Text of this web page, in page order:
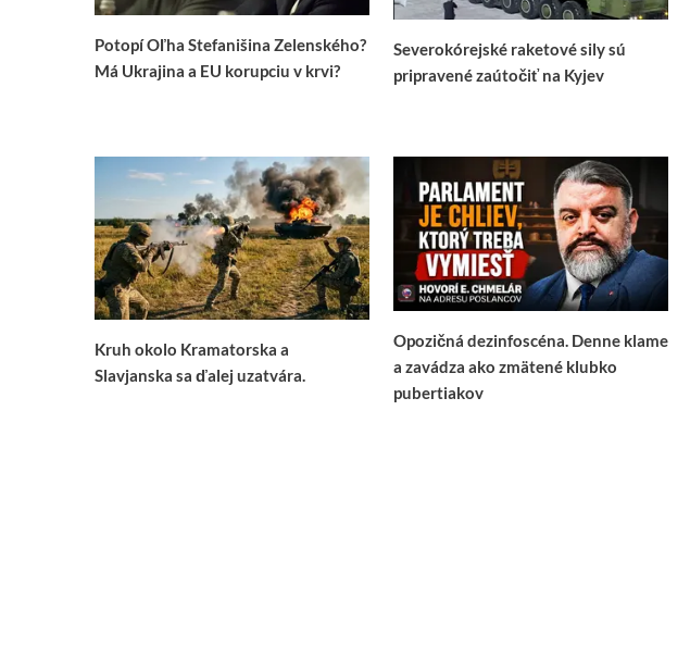
Potopí Oľha Stefanišina Zelenského?
Má Ukrajina a EU korupciu v krvi?
Severokórejské raketové sily sú
pripravené zaútočiť na Kyjev
Kruh okolo Kramatorska a
Slavjanska sa ďalej uzatvára.
Opozičná dezinfoscéna. Denne klame
a zavádza ako zmätené klubko
pubertiakov